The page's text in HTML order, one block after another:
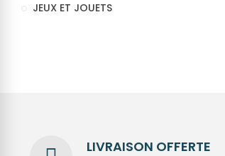
JEUX ET JOUETS
LIVRAISON OFFERTE